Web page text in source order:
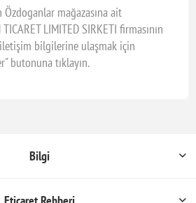
Özdoganlar mağazasına ait
LIMITED SIRKETI firmasının
bilgilerine ulaşmak için
butonuna tıklayın.
Bilgi